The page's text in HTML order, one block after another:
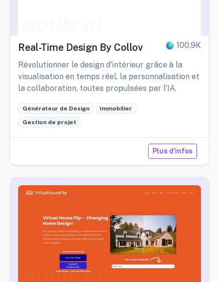
Real-Time Design By Collov 100,9K
Révolutionner le design d'intérieur grâce à la
visualisation en temps réel, la personnalisation et
la collaboration, toutes propulsées par l'IA.
Générateur de Design Immobilier
Gestion de projet
Plus d'infos